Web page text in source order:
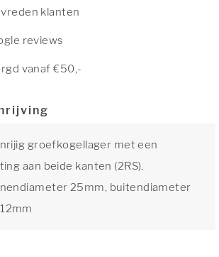
klanten
reviews
vanaf €50,-
groefkogellager met een
aan beide kanten (2RS).
25mm, buitendiameter